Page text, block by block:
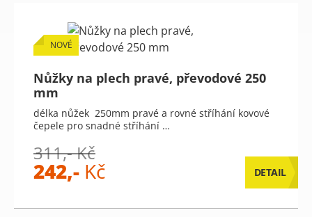
NOVÉ
Nůžky na plech pravé, převodové 250
mm
délka nůžek 250mm pravé a rovné stříhání kovové
čepele pro snadné stříhání …
311,- Kč
242,- Kč DETAIL